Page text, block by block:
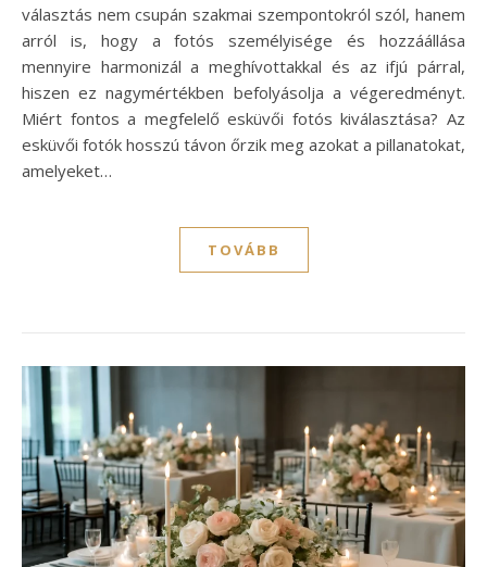
választás nem csupán szakmai szempontokról szól, hanem
arról is, hogy a fotós személyisége és hozzáállása
mennyire harmonizál a meghívottakkal és az ifjú párral,
hiszen ez nagymértékben befolyásolja a végeredményt.
Miért fontos a megfelelő esküvői fotós kiválasztása? Az
esküvői fotók hosszú távon őrzik meg azokat a pillanatokat,
amelyeket…
TOVÁBB